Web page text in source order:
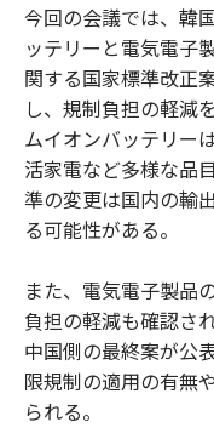
今回の会議では、韓
ッテリーと電気電子
関する国家標準改正
し、規制負担の軽減
ムイオンバッテリー
活家電など多様な品
準の変更は国内の輸
る可能性がある。
また、電気電子製品
負担の軽減も確認さ
中国側の最終案が公
限規制の適用の有無
られる。